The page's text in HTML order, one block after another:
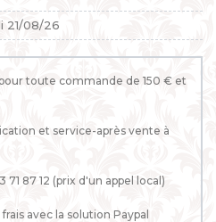
21/08/26
toute commande de 150 € et
et service-après vente à
71 87 12 (prix d'un appel local)
frais avec la solution Paypal